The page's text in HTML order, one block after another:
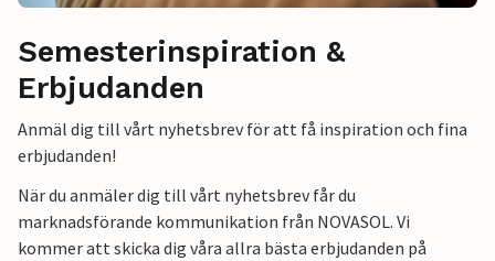
Semesterinspiration &
Erbjudanden
Anmäl dig till vårt nyhetsbrev för att få inspiration och fina
erbjudanden!
När du anmäler dig till vårt nyhetsbrev får du
marknadsförande kommunikation från NOVASOL. Vi
kommer att skicka dig våra allra bästa erbjudanden på